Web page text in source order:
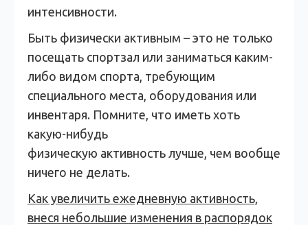
интенсивности.
Быть физически активным – это не только
посещать спортзал или заниматься каким-
либо видом спорта, требующим
специального места, оборудования или
инвентаря. Помните, что иметь хоть
какую-нибудь
физическую активность лучше, чем вообще
ничего не делать.
Как увеличить ежедневную активность,
внеся небольшие изменения в распорядок